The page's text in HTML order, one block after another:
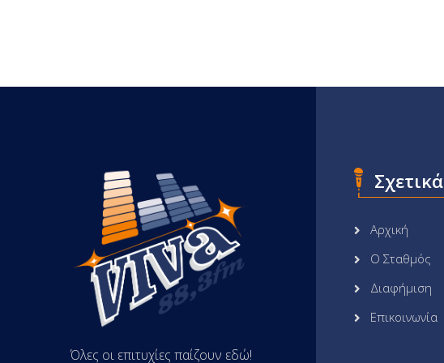
Όλες οι επιτυχίες παίζουν εδώ!
Σχετικά
Αρχική
Ο Σταθμός
Διαφήμιση
Επικοινωνία